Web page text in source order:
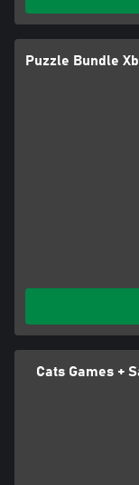
Puzzle Bundle
Cats Games +